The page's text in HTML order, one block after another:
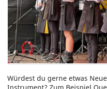
Würdest du gerne etwas